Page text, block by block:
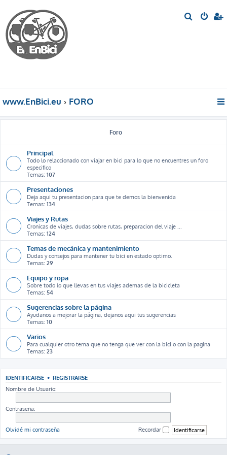
www.EnBici.eu FORO
Foro
Principal
Todo lo relaccionado con viajar en bici para lo que no encuentres un foro
especifico
Temas: 107
Presentaciones
Deja aqui tu presentacion para que te demos la bienvenida
Temas: 134
Viajes y Rutas
Cronicas de viajes, dudas sobre rutas, preparacion del viaje ...
Temas: 124
Temas de mecánica y mantenimiento
Dudas y consejos para mantener tu bici en estado optimo.
Temas: 29
Equipo y ropa
Sobre todo lo que llevas en tus viajes ademas de la bicicleta
Temas: 54
Sugerencias sobre la página
Ayudanos a mejorar la página, dejanos aqui tus sugerencias
Temas: 10
Varios
Para cualquier otro tema que no tenga que ver con la bici o con la pagina
Temas: 23
IDENTIFICARSE • REGISTRARSE
Nombre de Usuario:
Contraseña:
Olvidé mi contraseña Recordar